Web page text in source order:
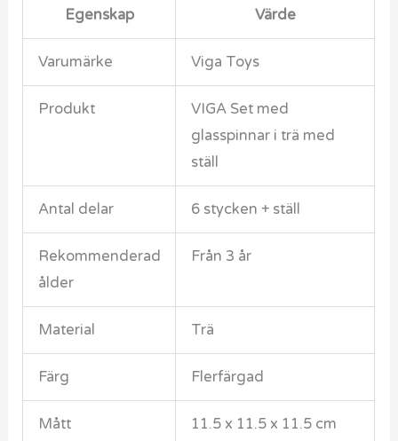
Egenskap Värde
Varumärke Viga Toys
Produkt
VIGA Set med
glasspinnar i trä med
ställ
Antal delar 6 stycken + ställ
Rekommenderad
ålder
Från 3 år
Material Trä
Färg Flerfärgad
Mått 11.5 x 11.5 x 11.5 cm